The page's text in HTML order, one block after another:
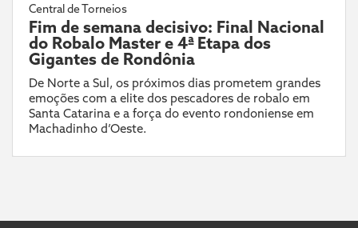
Central de Torneios
Fim de semana decisivo: Final Nacional
do Robalo Master e 4ª Etapa dos
Gigantes de Rondônia
De Norte a Sul, os próximos dias prometem grandes
emoções com a elite dos pescadores de robalo em
Santa Catarina e a força do evento rondoniense em
Machadinho d’Oeste.